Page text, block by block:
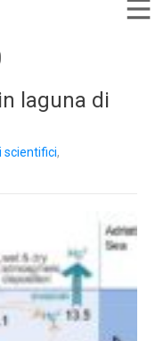
laguna di
scientifici,